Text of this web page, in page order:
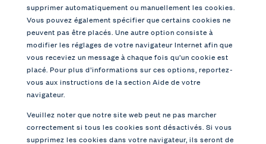
supprimer automatiquement ou manuellement les cookies.
Vous pouvez également spécifier que certains cookies ne
peuvent pas être placés. Une autre option consiste à
modifier les réglages de votre navigateur Internet afin que
vous receviez un message à chaque fois qu’un cookie est
placé. Pour plus d’informations sur ces options, reportez-
vous aux instructions de la section Aide de votre
navigateur.
Veuillez noter que notre site web peut ne pas marcher
correctement si tous les cookies sont désactivés. Si vous
supprimez les cookies dans votre navigateur, ils seront de